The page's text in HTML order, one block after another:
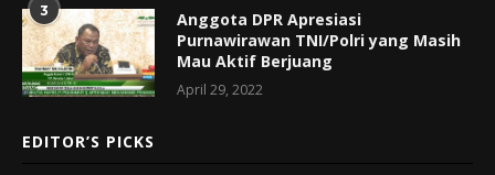
3
Anggota DPR Apresiasi
Purnawirawan TNI/Polri yang Masih
Mau Aktif Berjuang
April 29, 2022
EDITOR’S PICKS